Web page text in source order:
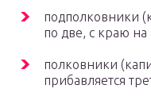
подполковники
по две, с краю
полковники
прибавляется